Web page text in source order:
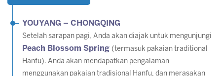
YOUYANG – CHONGQING
Setelah sarapan pagi, Anda akan diajak untuk mengunjungi
Peach Blossom Spring (termasuk pakaian traditional
Hanfu). Anda akan mendapatkan pengalaman
menggunakan pakaian tradisional Hanfu, dan merasakan